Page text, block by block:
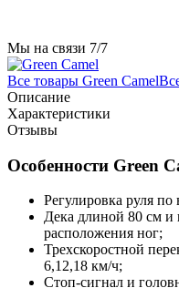
Мы на связи 7/7
Все товары Green Camel
Описание
Характеристики
Отзывы
Особенности Green
Регулировка руля
Дека длиной 80 см
расположения ног;
Трехскоростной
6,12,18 км/ч;
Стоп-сигнал и